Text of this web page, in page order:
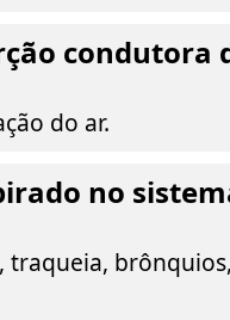
condutora
do ar.
no
traqueia,